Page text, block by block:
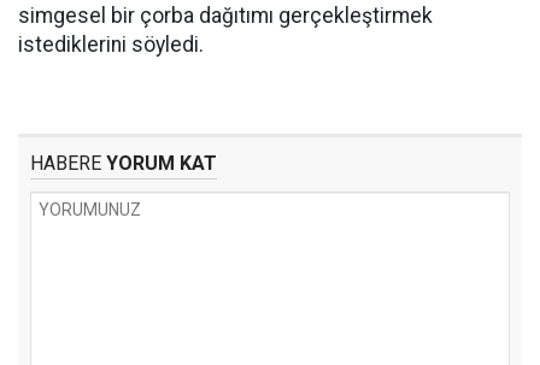
simgesel bir çorba dağıtımı gerçekleştirmek
istediklerini söyledi.
HABERE YORUM KAT